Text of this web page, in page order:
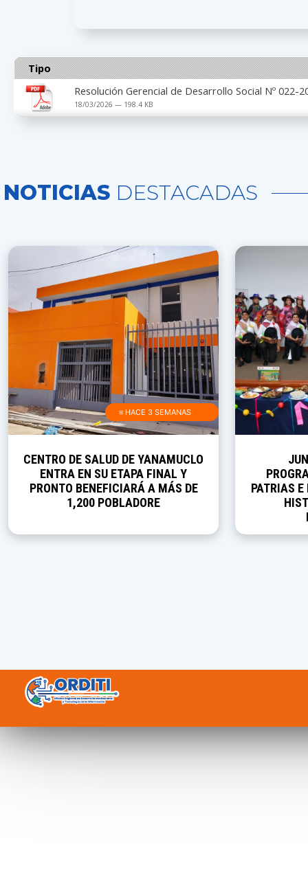
Tipo
Resolución Gerencial de Desarrollo Social Nº 022-
18/03/2026 — 198.4 KB
NOTICIAS DESTACADAS
≡ HACE 3 SEMANAS
CENTRO DE SALUD DE YANAMUCLO
ENTRA EN SU ETAPA FINAL Y
PRONTO BENEFICIARÁ A MÁS DE
1,200 POBLADORE
PATRIAS